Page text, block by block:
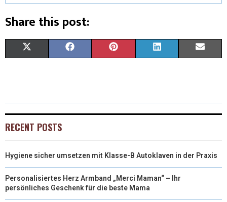
Share this post:
W
T
E
E
O
K
T
E
S
K
I
N
I
RECENT POSTS
Hygiene sicher umsetzen mit Klasse-B Autoklaven in der Praxis
Personalisiertes Herz Armband „Merci Maman“ – Ihr
persönliches Geschenk für die beste Mama